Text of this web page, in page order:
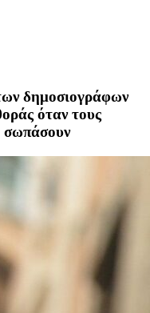
δημοσιογράφων
όταν τους
σωπάσουν